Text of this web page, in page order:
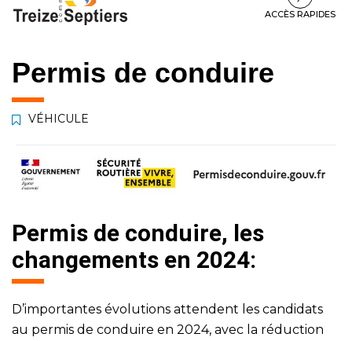
contenu
pied
ACCÈS RAPIDES
Permis de conduire
VÉHICULE
Permis de conduire, les
changements en 2024:
D’importantes évolutions attendent les candidats
au permis de conduire en 2024, avec la réduction